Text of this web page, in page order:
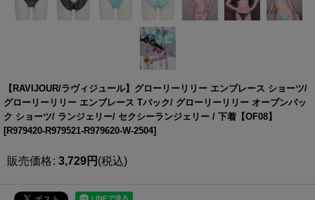
【RAVIJOUR/ラヴィジュール】グローリーリリー エンブレース ショーツ/
グローリーリリー エンブレース Tバック/ グローリーリリー オープンバッ
ク ショーツ/ ランジェリー/ セクシーランジェリー / 下着【OF08】
[R979420-R979521-R979620-W-2504]
販売価格: 3,729円 (税込)